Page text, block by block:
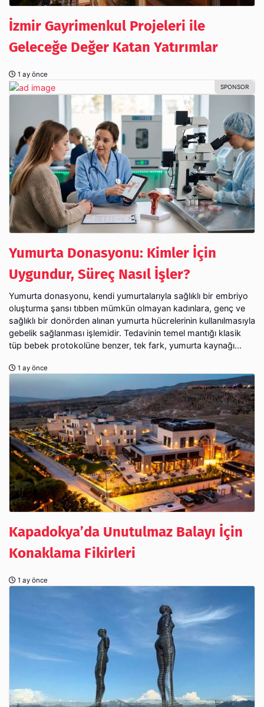
İzmir Gayrimenkul Projeleri ile
Geleceğe Değer Katan Yatırımlar
1 ay önce
Yumurta Donasyonu: Kimler İçin
Uygundur, Süreç Nasıl İşler?
Yumurta donasyonu, kendi yumurtalarıyla sağlıklı bir embriyo
oluşturma şansı tıbben mümkün olmayan kadınlara, genç ve
sağlıklı bir donörden alınan yumurta hücrelerinin kullanılmasıyla
gebelik sağlanması işlemidir. Tedavinin temel mantığı klasik
tüp bebek protokolüne benzer, tek fark, yumurta kaynağı...
1 ay önce
Kapadokya’da Unutulmaz Balayı İçin
Konaklama Fikirleri
1 ay önce